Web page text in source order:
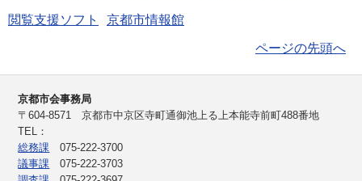
閲覧支援ソフト 京都市情報館
ページの先頭へ
京都市会事務局
〒604-8571 京都市中京区寺町通御池上る上本能寺前町488番地
TEL：
総務課 075-222-3700
議事課 075-222-3703